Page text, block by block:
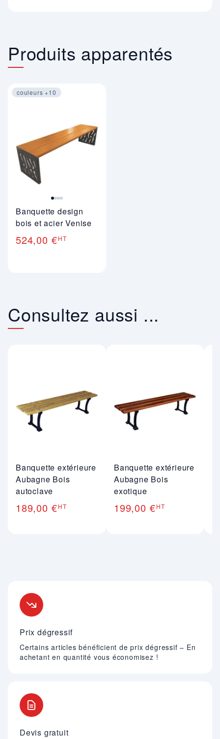
Produits apparentés
couleurs +10
Banquette design
bois et acier Venise
524,00 €HT
Consultez aussi ...
Banquette extérieure
Aubagne Bois
autoclave
189,00 €HT
Banquette extérieure
Aubagne Bois
exotique
199,00 €HT
Prix dégressif
Certains articles bénéficient de prix dégressif – En
achetant en quantité vous économisez !
Devis gratuit